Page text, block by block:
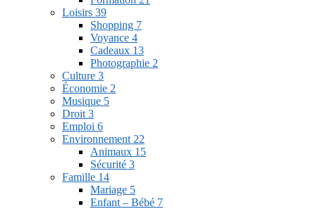
Loisirs 39
Shopping 7
Voyance 4
Cadeaux 13
Photographie 2
Culture 3
Économie 2
Musique 5
Droit 3
Emploi 6
Environnement 22
Animaux 15
Sécurité 3
Famille 14
Mariage 5
Enfant – Bébé 7